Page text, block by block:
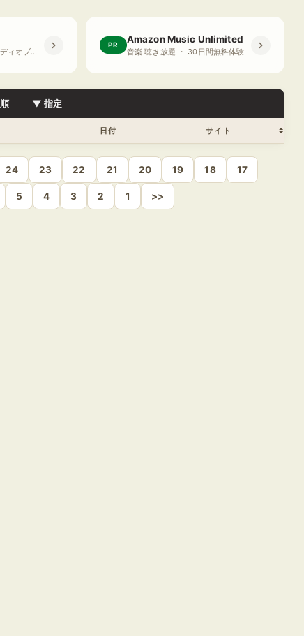
プライム会員限定 オーディオブック ・ 30日間無料体験
PR Amazon Music Unlimited
音楽 聴き放題 ・ 30日間無料体験
▼ 指定
日付 サイト
24 23 22 21 20 19 18 17
5 4 3 2 1 >>